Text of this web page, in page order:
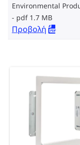
Environmental
pdf 1.7 MB
Προβολή